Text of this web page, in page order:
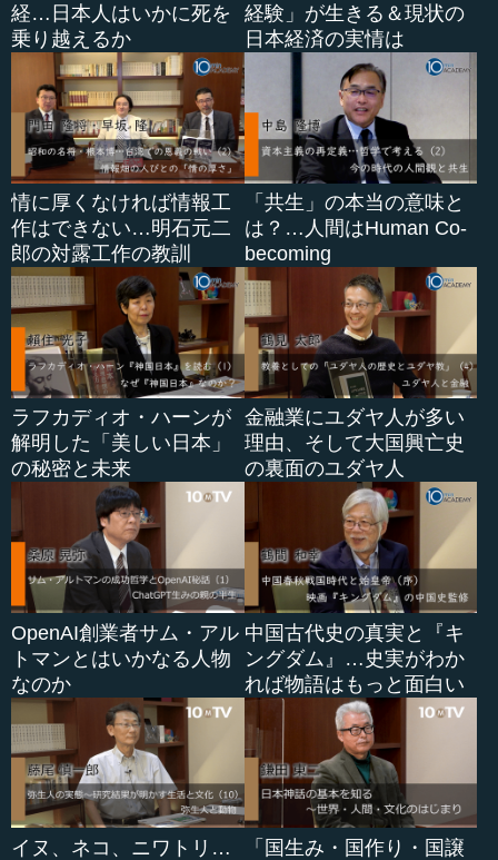
経…日本人はいかに死を
乗り越えるか
経験」が生きる＆現状の
日本経済の実情は
情に厚くなければ情報工
作はできない…明石元二
郎の対露工作の教訓
「共生」の本当の意味と
は？…人間はHuman Co-
becoming
ラフカディオ・ハーンが
解明した「美しい日本」
の秘密と未来
金融業にユダヤ人が多い
理由、そして大国興亡史
の裏面のユダヤ人
OpenAI創業者サム・アル
トマンとはいかなる人物
なのか
中国古代史の真実と『キ
ングダム』…史実がわか
れば物語はもっと面白い
イヌ、ネコ、ニワトリ…
「国生み・国作り・国譲